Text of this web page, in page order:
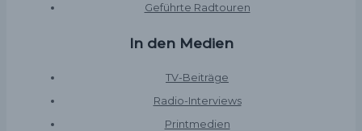
Geführte Radtouren
In den Medien
TV-Beiträge
Radio-Interviews
Printmedien